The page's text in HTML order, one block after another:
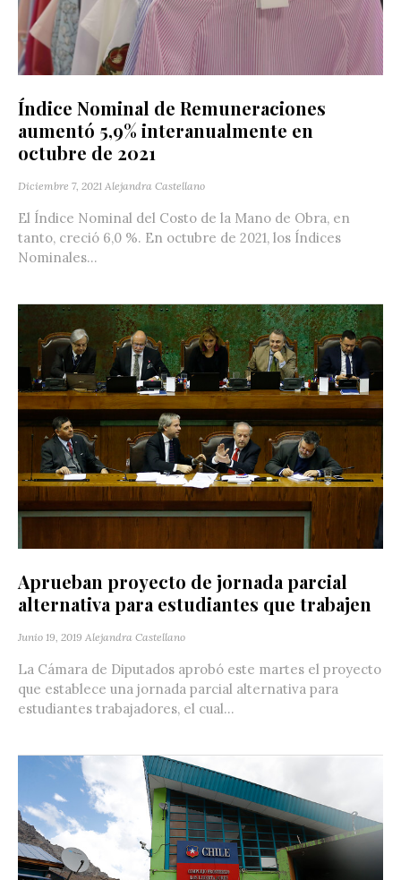
Índice Nominal de Remuneraciones
aumentó 5,9% interanualmente en
octubre de 2021
Diciembre 7, 2021 Alejandra Castellano
El Índice Nominal del Costo de la Mano de Obra, en
tanto, creció 6,0 %. En octubre de 2021, los Índices
Nominales...
Aprueban proyecto de jornada parcial
alternativa para estudiantes que trabajen
Junio 19, 2019 Alejandra Castellano
La Cámara de Diputados aprobó este martes el proyecto
que establece una jornada parcial alternativa para
estudiantes trabajadores, el cual...